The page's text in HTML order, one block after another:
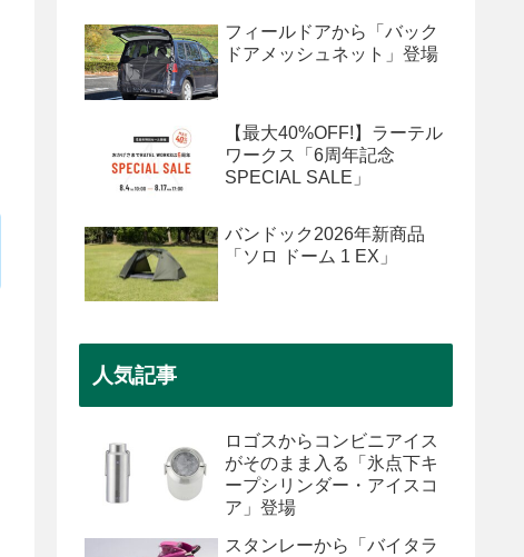
フィールドアから「バック
ドアメッシュネット」登場
【最大40%OFF!】ラーテル
ワークス「6周年記念
SPECIAL SALE」
バンドック2026年新商品
「ソロ ドーム 1 EX」
人気記事
ロゴスからコンビニアイス
がそのまま入る「氷点下キ
ープシリンダー・アイスコ
ア」登場
スタンレーから「バイタラ